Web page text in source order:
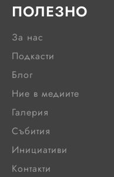
ПОЛЕЗНО
За нас
Подкасти
Блог
Ние в медиите
Галерия
Събития
Инициативи
Контакти